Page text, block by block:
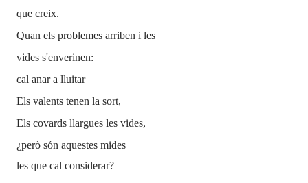
que creix.
Quan els problemes arriben i les
vides s'enverinen:
cal anar a lluitar
Els valents tenen la sort,
Els covards llargues les vides,
¿però són aquestes mides
les que cal considerar?